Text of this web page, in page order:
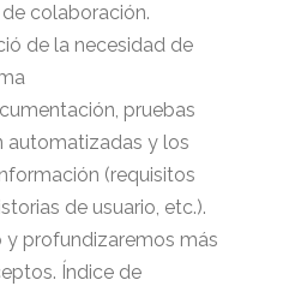
colaboración.
de la necesidad de
pruebas
automatizadas y los
(requisitos
de usuario, etc.).
y profundizaremos más
Índice de